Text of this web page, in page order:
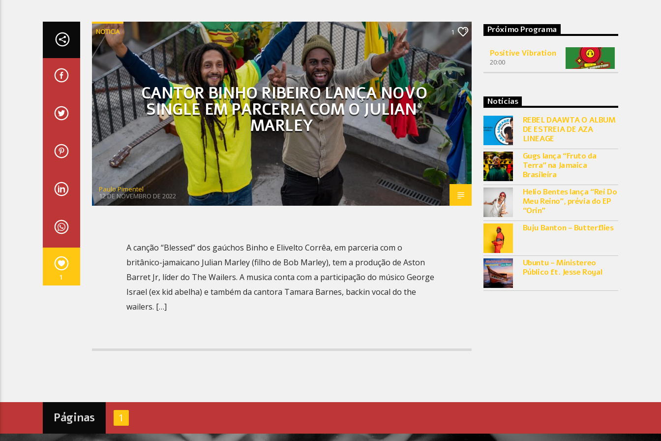
1
NOTICIA 1
CANTOR BINHO RIBEIRO LANÇA NOVO
SINGLE EM PARCERIA COM O JULIAN
MARLEY
Paulo Pimentel
12 DE NOVEMBRO DE 2022
A canção “Blessed” dos gaúchos Binho e Elivelto Corrêa, em parceria com o
britânico-jamaicano Julian Marley (filho de Bob Marley), tem a produção de Aston
Barret Jr, líder do The Wailers. A musica conta com a participação do músico George
Israel (ex kid abelha) e também da cantora Tamara Barnes, backin vocal do the
wailers. […]
Próximo Programa
Positive Vibration
20:00
Notícias
REBEL DAAWTA O ALBUM
DE ESTREIA DE AZA
LINEAGE
Gugs lança “Fruto da
Terra” na Jamaica
Brasileira
Helio Bentes lança “Rei Do
Meu Reino”, prévia do EP
“Orin”
Buju Banton – Butterflies
Ubuntu – Ministereo
Público ft. Jesse Royal
Páginas 1